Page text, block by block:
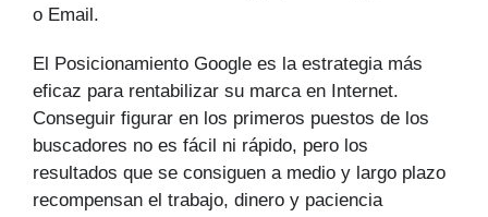
o Email.
El Posicionamiento Google es la estrategia más
eficaz para rentabilizar su marca en Internet.
Conseguir figurar en los primeros puestos de los
buscadores no es fácil ni rápido, pero los
resultados que se consiguen a medio y largo plazo
recompensan el trabajo, dinero y paciencia